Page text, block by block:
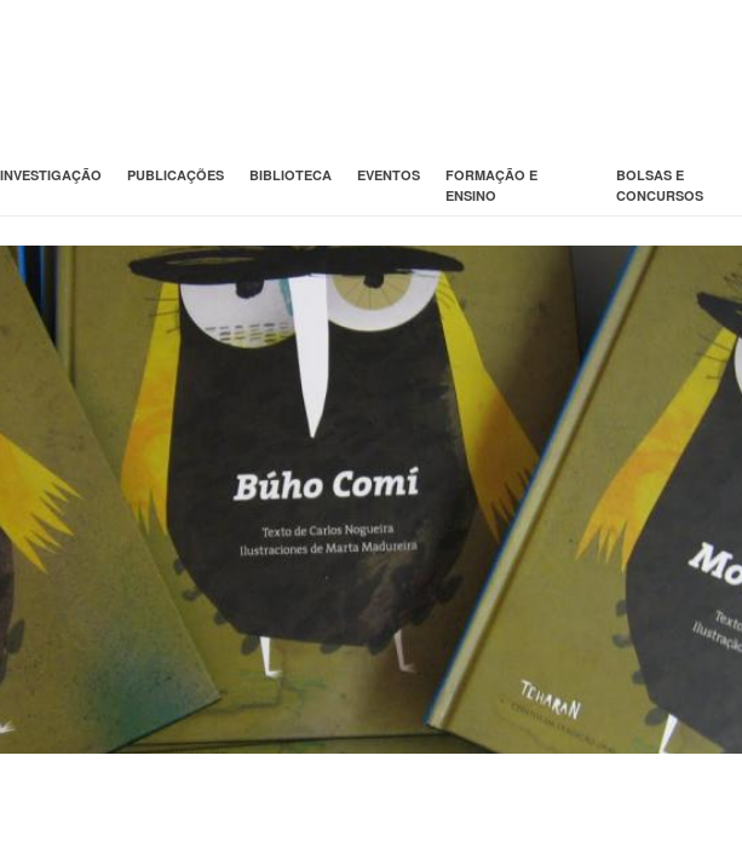
INVESTIGAÇÃO PUBLICAÇÕES BIBLIOTECA EVENTOS
FORMAÇÃO E
ENSINO
BOLSAS E
CONCURSOS